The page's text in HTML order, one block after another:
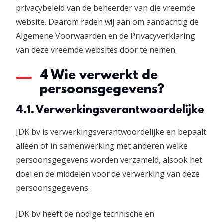
privacybeleid van de beheerder van die vreemde
website. Daarom raden wij aan om aandachtig de
Algemene Voorwaarden en de Privacyverklaring
van deze vreemde websites door te nemen.
4 Wie verwerkt de
persoonsgegevens?
4.1. Verwerkingsverantwoordelijke
JDK bv is verwerkingsverantwoordelijke en bepaalt
alleen of in samenwerking met anderen welke
persoonsgegevens worden verzameld, alsook het
doel en de middelen voor de verwerking van deze
persoonsgegevens.
JDK bv heeft de nodige technische en